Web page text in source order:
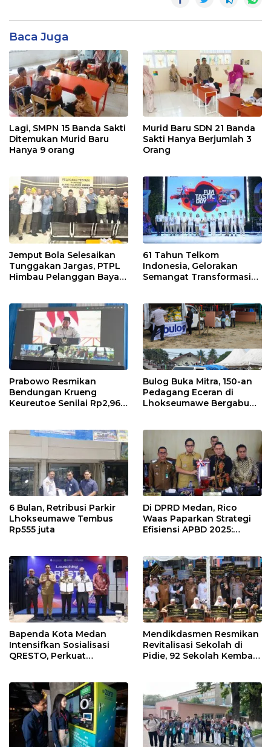
Baca Juga
Lagi, SMPN 15 Banda Sakti
Ditemukan Murid Baru
Hanya 9 orang
Murid Baru SDN 21 Banda
Sakti Hanya Berjumlah 3
Orang
Jemput Bola Selesaikan
Tunggakan Jargas, PTPL
Himbau Pelanggan Bayar
61 Tahun Telkom
Indonesia, Gelorakan
Semangat Transformasi
Prabowo Resmikan
Bendungan Krueng
Keureutoe Senilai Rp2,96
Bulog Buka Mitra, 150-an
Pedagang Eceran di
Lhokseumawe Bergabung
6 Bulan, Retribusi Parkir
Lhokseumawe Tembus
Rp555 juta
Di DPRD Medan, Rico
Waas Paparkan Strategi
Efisiensi APBD 2025:
Bapenda Kota Medan
Intensifkan Sosialisasi
QRESTO, Perkuat
Mendikdasmen Resmikan
Revitalisasi Sekolah di
Pidie, 92 Sekolah Kembali